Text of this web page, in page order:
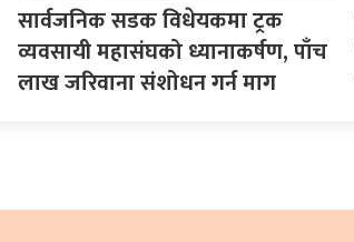
सार्वजनिक सडक विधेयकमा ट्रक
व्यवसायी महासंघको ध्यानाकर्षण, पाँच
लाख जरिवाना संशोधन गर्न माग